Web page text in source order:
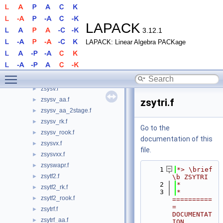
LAPACK 3.12.1
LAPACK: Linear Algebra PACKage
► zsyconvf_rook.f
► zsyequb.f
► zsymv.f
► zsyr.f
► zsyrfs.f
► zsysv.f
► zsysv_aa.f
► zsysv_aa_2stage.f
► zsysv_rk.f
► zsysv_rook.f
► zsysvx.f
► zsysvxx.f
► zsyswapr.f
► zsytf2.f
► zsytf2_rk.f
► zsytf2_rook.f
► zsytrf.f
► zsytrf_aa.f
zsytri.f
Go to the
documentation of this
file.
    1
*> \brief
\b ZSYTRI
    2
*
    3
*
==========
=
DOCUMENTAT